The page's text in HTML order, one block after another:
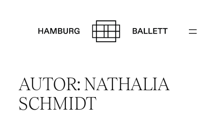
AUTOR: NATHALIA
SCHMIDT